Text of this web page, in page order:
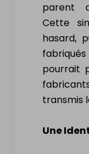
Ma moto
Mon vélo
Ma
Mon
parent
Cette
hasard,
pourrait
transmis
Une